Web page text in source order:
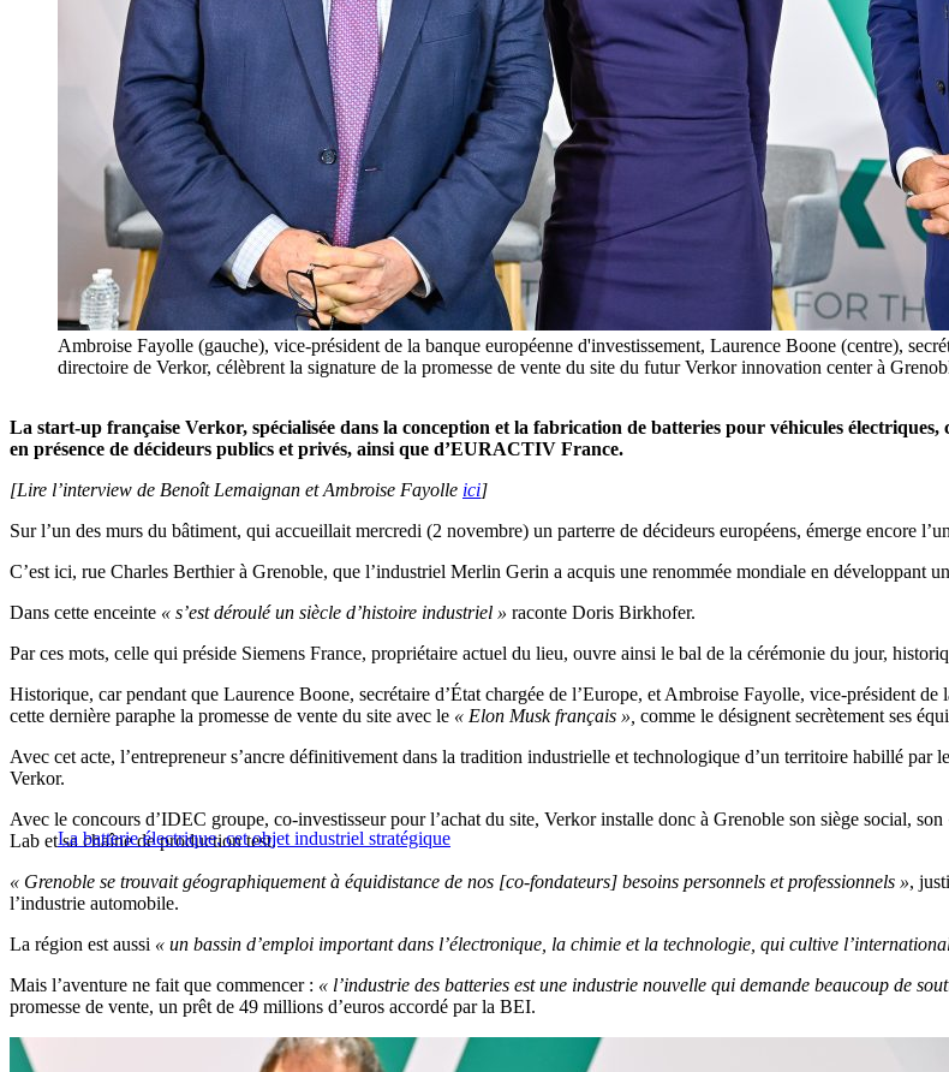
Ambroise Fayolle (gauche), vice-président de la banque européenne d'investissement, Laurence Boone (centre),
directoire de Verkor, célèbrent la signature de la promesse de vente du site du futur Verkor innovation center à
La start-up française Verkor, spécialisée dans la conception et la fabrication de batteries pour véhicules
en présence de décideurs publics et privés, ainsi que d’EURACTIV France.
[Lire l’interview de Benoît Lemaignan et Ambroise Fayolle ici]
Sur l’un des murs du bâtiment, qui accueillait mercredi (2 novembre) un parterre de décideurs européens, émerge encore
C’est ici, rue Charles Berthier à Grenoble, que l’industriel Merlin Gerin a acquis une renommée mondiale en développant
Dans cette enceinte « s’est déroulé un siècle d’histoire industriel » raconte Doris Birkhofer.
Par ces mots, celle qui préside Siemens France, propriétaire actuel du lieu, ouvre ainsi le bal de la cérémonie du jour,
Historique, car pendant que Laurence Boone, secrétaire d’État chargée de l’Europe, et Ambroise Fayolle, vice-président
cette dernière paraphe la promesse de vente du site avec le « Elon Musk français » comme le désignent secrètement ses
Avec cet acte, l’entrepreneur s’ancre définitivement dans la tradition industrielle et technologique d’un territoire habillé par
Verkor.
La batterie électrique, cet objet industriel stratégique
Avec le concours d’IDEC groupe, co-investisseur pour l’achat du site, Verkor installe donc à Grenoble son siège social,
Lab et sa chaîne de production test.
« Grenoble se trouvait géographiquement à équidistance de nos [co-fondateurs] besoins personnels et professionnels »,
l’industrie automobile.
La région est aussi « un bassin d’emploi important dans l’électronique, la chimie et la technologie , qui cultive
Mais l’aventure ne fait que commencer : « l’industrie des batteries est une industrie nouvelle qui demande beaucoup de
promesse de vente, un prêt de 49 millions d’euros accordé par la BEI.